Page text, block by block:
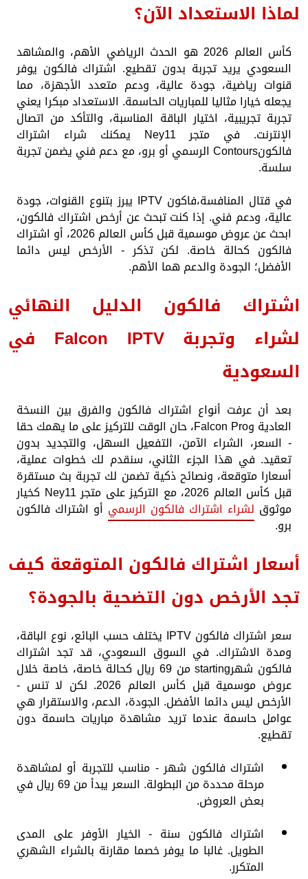
لماذا الاستعداد الآن؟
كأس العالم 2026 هو الحدث الرياضي الأهم، والمشاهد
السعودي يريد تجربة بدون تقطيع. اشتراك فالكون يوفر
قنوات رياضية، جودة عالية، ودعم متعدد الأجهزة، مما
يجعله خيارا مثاليا للمباريات الحاسمة. الاستعداد مبكرا يعني
تجربة تجريبية، اختيار الباقة المناسبة، والتأكد من اتصال
الإنترنت. في متجر Ney11 يمكنك شراء اشتراك
فالكونContours الرسمي أو برو، مع دعم فني يضمن تجربة
سلسة.
في قتال المنافسة،فاكون IPTV يبرز بتنوع القنوات، جودة
عالية، ودعم فني. إذا كنت تبحث عن أرخص اشتراك فالكون،
ابحث عن عروض موسمية قبل كأس العالم 2026، أو اشتراك
فالكون كحالة خاصة. لكن تذكر - الأرخص ليس دائما
الأفضل؛ الجودة والدعم هما الأهم.
اشتراك فالكون الدليل النهائي
لشراء وتجربة Falcon IPTV في
السعودية
بعد أن عرفت أنواع اشتراك فالكون والفرق بين النسخة
العادية وFalcon Pro، حان الوقت للتركيز على ما يهمك حقا
- السعر، الشراء الآمن، التفعيل السهل، والتجديد بدون
تعقيد. في هذا الجزء الثاني، سنقدم لك خطوات عملية،
أسعارا متوقعة، ونصائح ذكية تضمن لك تجربة بث مستقرة
قبل كأس العالم 2026، مع التركيز على متجر Ney11 كخيار
موثوق لشراء اشتراك فالكون الرسمي أو اشتراك فالكون
برو.
أسعار اشتراك فالكون المتوقعة كيف
تجد الأرخص دون التضحية بالجودة؟
سعر اشتراك فالكون IPTV يختلف حسب البائع، نوع الباقة،
ومدة الاشتراك. في السوق السعودي، قد تجد اشتراك
فالكون شهرstarting من 69 ريال كحالة خاصة، خاصة خلال
عروض موسمية قبل كأس العالم 2026. لكن لا تنس -
الأرخص ليس دائما الأفضل. الجودة، الدعم، والاستقرار هي
عوامل حاسمة عندما تريد مشاهدة مباريات حاسمة دون
تقطيع.
اشتراك فالكون شهر - مناسب للتجربة أو لمشاهدة
مرحلة محددة من البطولة. السعر يبدأ من 69 ريال في
بعض العروض.
اشتراك فالكون سنة - الخيار الأوفر على المدى
الطويل. غالبا ما يوفر خصما مقارنة بالشراء الشهري
المتكرر.